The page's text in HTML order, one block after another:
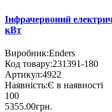
Інфрачервоний
кВт
Виробник:Enders
Код товару:231391-180
Артикул:4922
Наявність:Є в наявності
100
5355.00грн.